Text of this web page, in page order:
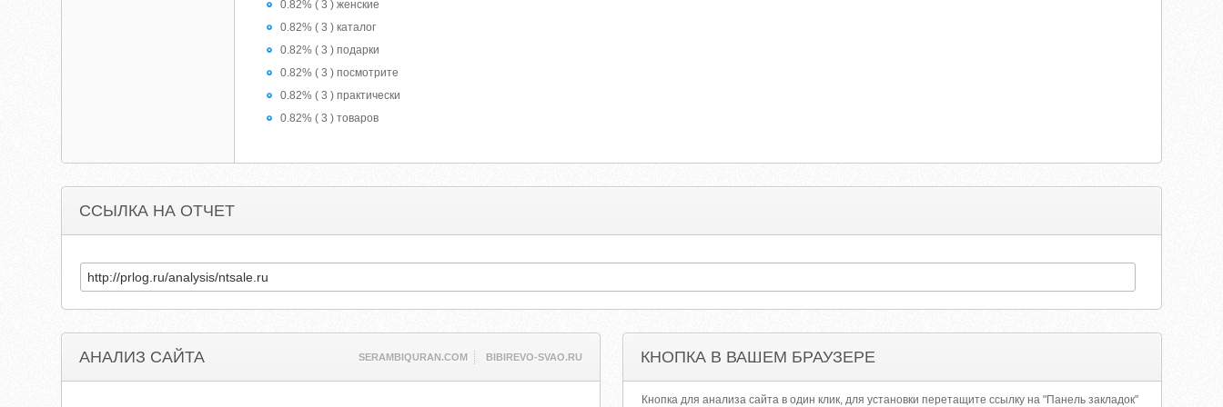
0.82% ( 3 ) женские
0.82% ( 3 ) каталог
0.82% ( 3 ) подарки
0.82% ( 3 ) посмотрите
0.82% ( 3 ) практически
0.82% ( 3 ) товаров
ССЫЛКА НА ОТЧЕТ
АНАЛИЗ САЙТА SERAMBIQURAN.COM BIBIREVO-SVAO.RU КНОПКА В ВАШЕМ БРАУЗЕРЕ
Кнопка для анализа сайта в один клик, для установки перетащите ссылку на "Панель закладок"